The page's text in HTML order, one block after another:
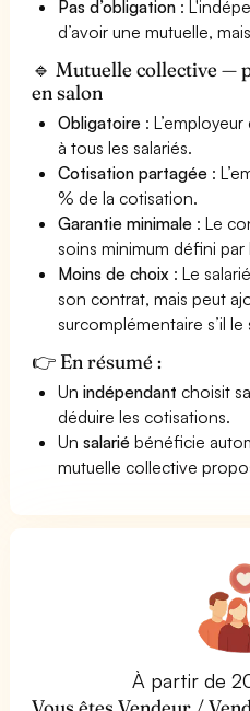
Pas d’obligation :
d’avoir une mutuelle,
🔹 Mutuelle collective —
en salon
Obligatoire :
à tous les salariés.
Cotisation partagée :
% de la cotisation.
Garantie minimale : Le
soins minimum défini par
Moins de choix : Le
son contrat, mais peut
surcomplémentaire s’il le
👉 En résumé :
Unindépendant choisit
déduire les cotisations.
Unsalarié bénéficie
mutuelle collective
À partir de